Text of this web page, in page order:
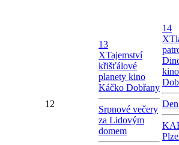
12
13
XTajemství
křišťálové
planety kino
Káčko Dobřany
Srpnové večery
za Lidovým
domem
14
X